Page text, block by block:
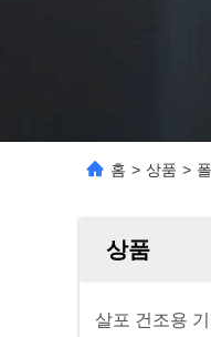
홈 > 상품 >
상품
살포 건조용 기